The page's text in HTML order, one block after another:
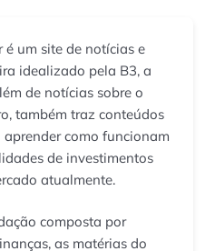
é um site de notícias e
idealizado pela B3, a
de notícias sobre o
também traz conteúdos
aprender como funcionam
de investimentos
atualmente.
composta por
as matérias do